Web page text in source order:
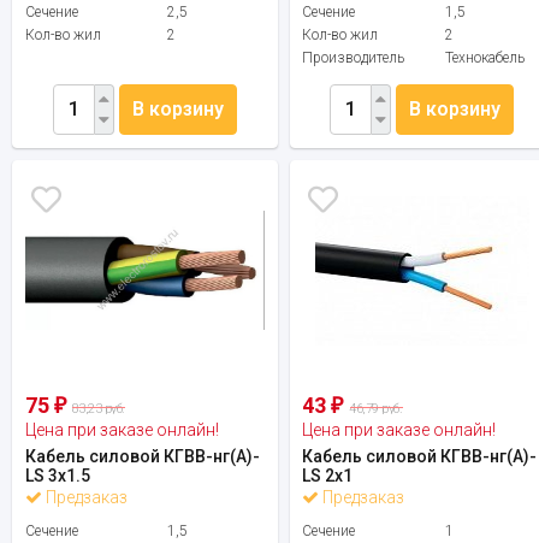
Сечение
2,5
Кол-во жил
2
В корзину
Сечение
1,5
Кол-во жил
2
Производитель
Технокабель
В корзину
75 ₽ 83,23 руб.
Цена при заказе онлайн!
Кабель силовой КГВВ-нг(А)-
LS 3х1.5
Предзаказ
Сечение
1,5
43₽ 46,79 руб.
Цена при заказе онлайн!
Кабель силовой КГВВ-нг(А)-
LS 2х1
Предзаказ
Сечение
1